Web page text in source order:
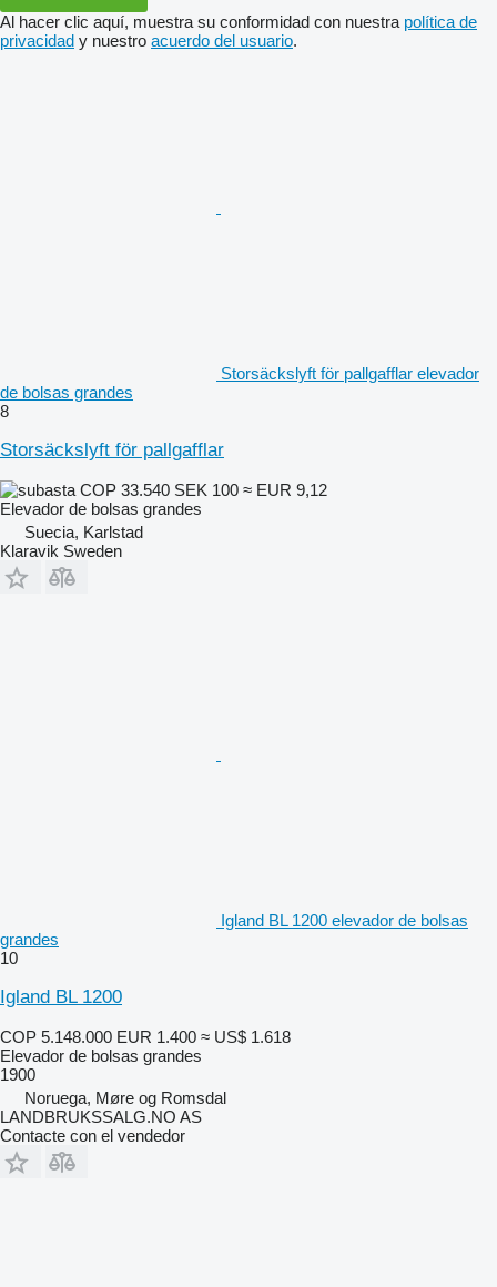
Al hacer clic aquí, muestra su conformidad con nuestra política de
privacidad y nuestro acuerdo del usuario.
Storsäckslyft för pallgafflar elevador
de bolsas grandes
8
Storsäckslyft för pallgafflar
COP 33.540 SEK 100 ≈ EUR 9,12
Elevador de bolsas grandes
Suecia, Karlstad
Klaravik Sweden
Igland BL 1200 elevador de bolsas
grandes
10
Igland BL 1200
COP 5.148.000 EUR 1.400 ≈ US$ 1.618
Elevador de bolsas grandes
1900
Noruega, Møre og Romsdal
LANDBRUKSSALG.NO AS
Contacte con el vendedor